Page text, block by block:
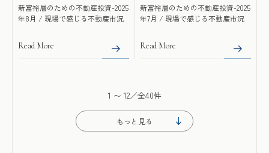
新富裕層のための不動産投資-2025
年8月 / 現場で感じる不動産市況
Read More
新富裕層のための不動産投資-2025
年7月 / 現場で感じる不動産市況
Read More
1 〜 12／全40件
もっと見る